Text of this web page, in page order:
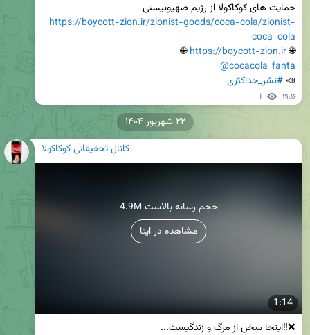
حمایت های کوکاکولا از رژیم صهیونیستی
https://boycott-zion.ir/zionist-goods/coca-cola/zionist-
coca-cola
🌐
https://boycott-zion.ir
🌐
@cocacola_fanta
📣 #نشر_حداکثری
1 ۱۹:۱۶
کانال تحقیقاتی کوکاکولا
1:14
4.9M حجم رسانه بالاست
مشاهده در ایتا
۲۲ شهریور ۱۴۰۴